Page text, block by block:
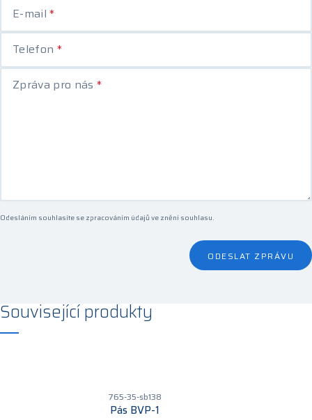
E-mail*
Telefon *
Zpráva pro nás *
Odesláním souhlasíte se zpracováním údajů ve znění souhlasu.
ODESLAT ZPRÁVU
Související produkty
765-35-sb138
Pás BVP-1